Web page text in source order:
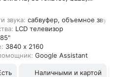
звука: сабвуфер, объемное
LCD телевизор
85"
3840 x 2160
Google Assistant
Наличными и картой